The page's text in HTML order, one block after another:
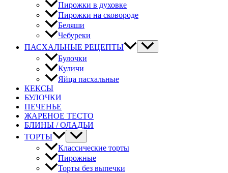
Пирожки в духовке
Пирожки на сковороде
Беляши
Чебуреки
ПАСХАЛЬНЫЕ РЕЦЕПТЫ
Булочки
Куличи
Яйца пасхальные
КЕКСЫ
БУЛОЧКИ
ПЕЧЕНЬЕ
ЖАРЕНОЕ ТЕСТО
БЛИНЫ / ОЛАДЬИ
ТОРТЫ
Классические торты
Пирожные
Торты без выпечки